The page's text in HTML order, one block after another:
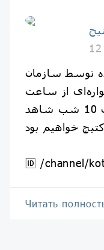
توسط سازمان
از ساعت
10 صبح امروز سه شنبه تا ساعت 10 شب شاهد
🆔 /channel/
Читать